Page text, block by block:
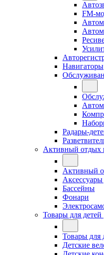
FM-
Навигаторы
Радары-
Активный отдых
Активный
Аксессуары
Бассейны
Фонари
Товары для детей
Товары для
Детские